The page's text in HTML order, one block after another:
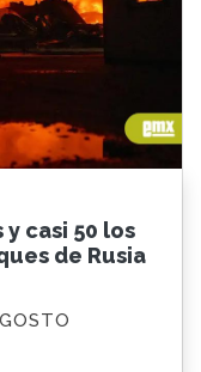
casi 50 los
de Rusia